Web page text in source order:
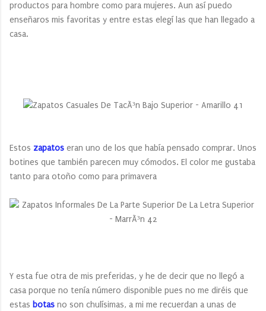
productos para hombre como para mujeres. Aun así puedo
enseñaros mis favoritas y entre estas elegí las que han llegado a
casa.
Estos zapatos eran uno de los que había pensado comprar. Unos
botines que también parecen muy cómodos. El color me gustaba
tanto para otoño como para primavera
Y esta fue otra de mis preferidas, y he de decir que no llegó a
casa porque no tenía número disponible pues no me diréis que
estas botas no son chulísimas, a mi me recuerdan a unas de